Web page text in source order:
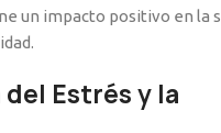
un impacto positivo en la
Estrés y la